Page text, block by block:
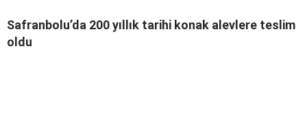
Safranbolu’da 200 yıllık tarihi konak alevlere teslim
oldu